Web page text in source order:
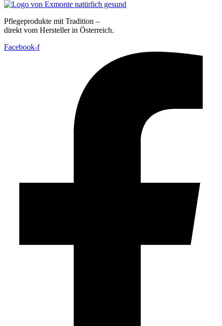
Pflegeprodukte mit Tradition –
direkt vom Hersteller in Österreich.
Facebook-f